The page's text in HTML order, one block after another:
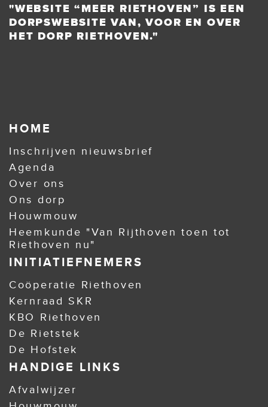
"WEBSITE “MEER RIETHOVEN” IS EEN
DORPSWEBSITE VAN, VOOR EN OVER
HET DORP RIETHOVEN."
HOME
Inschrijven nieuwsbrief
Agenda
Over ons
Ons dorp
Houwmouw
Heemkunde "Van Rijthoven toen tot
Riethoven nu"
INITIATIEFNEMERS
Coöperatie Riethoven
Kernraad SKR
KBO Riethoven
De Rietstek
De Hofstek
HANDIGE LINKS
Afvalwijzer